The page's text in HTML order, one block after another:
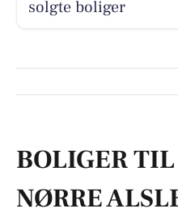
solgte boliger
BOLIGER
NØRRE